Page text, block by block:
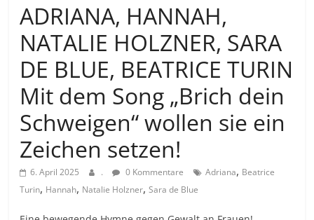
ADRIANA, HANNAH,
NATALIE HOLZNER, SARA
DE BLUE, BEATRICE TURIN
Mit dem Song „Brich dein
Schweigen“ wollen sie ein
Zeichen setzen!
6. April 2025 . 0 Kommentare Adriana, Beatrice
Turin, Hannah, Natalie Holzner,Sara de Blue